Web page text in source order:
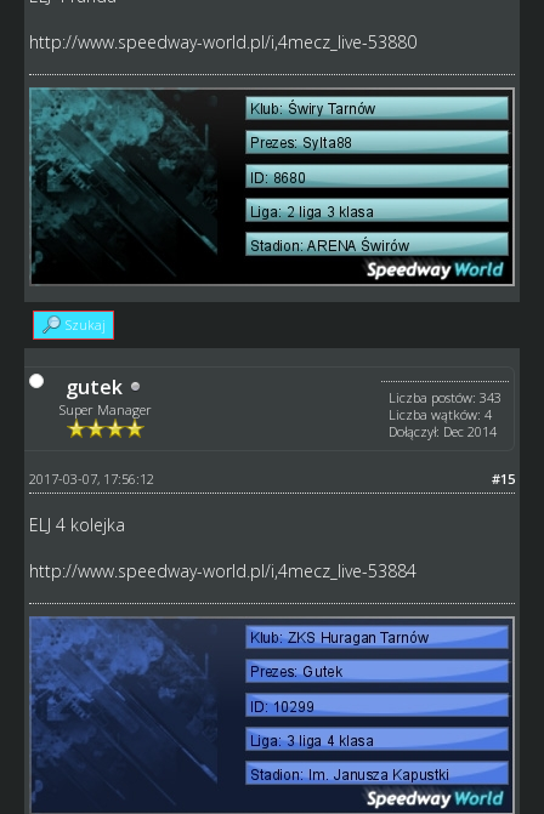
http://www.speedway-world.pl/i,4mecz_live-53880
Szukaj
gutek
Super Manager
Liczba postów: 343
Liczba wątków: 4
Dołączył: Dec 2014
#15
2017-03-07, 17:56:12
ELJ 4 kolejka
http://www.speedway-world.pl/i,4mecz_live-53884